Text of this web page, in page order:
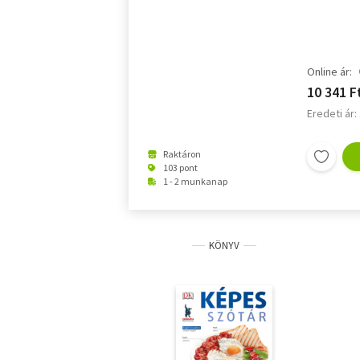
Raktáron
103 pont
1 - 2 munkanap
Online ár:
10 341
Eredeti ár:
KÖNYV